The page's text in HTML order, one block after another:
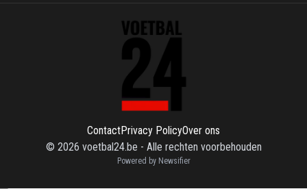
ContactPrivacy PolicyOver ons
© 2026 voetbal24.be - Alle rechten voorbehouden
Powered by Newsifier